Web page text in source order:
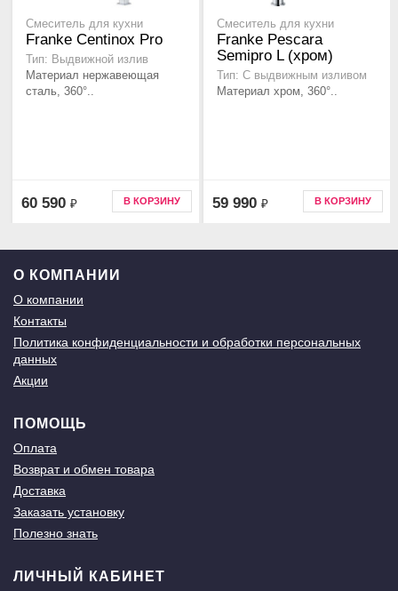
Смеситель для кухни
Franke Centinox Pro
Тип: Выдвижной излив
Материал нержавеющая
сталь, 360°..
60 590 ₽ В КОРЗИНУ
Смеситель для кухни
Franke Pescara
Semipro L (хром)
Тип: С выдвижным изливом
Материал хром, 360°..
59 990 ₽ В КОРЗИНУ
О КОМПАНИИ
О компании
Контакты
Политика конфиденциальности и обработки персональных
данных
Акции
ПОМОЩЬ
Оплата
Возврат и обмен товара
Доставка
Заказать установку
Полезно знать
ЛИЧНЫЙ КАБИНЕТ